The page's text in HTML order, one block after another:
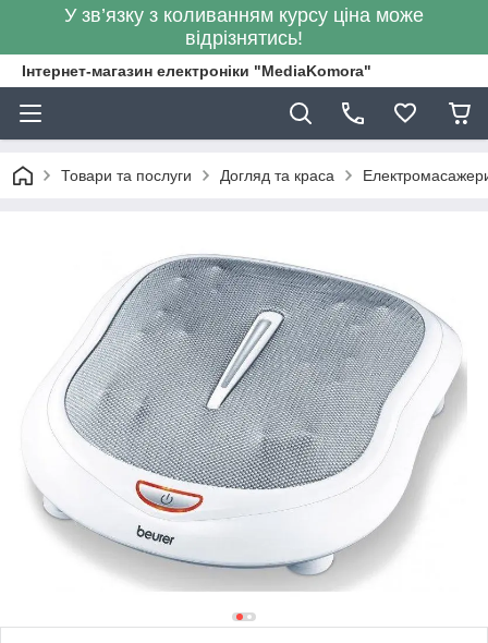
У зв’язку з коливанням курсу ціна може
відрізнятись!
Інтернет-магазин електроніки "MediaKomora"
Товари та послуги Догляд та краса